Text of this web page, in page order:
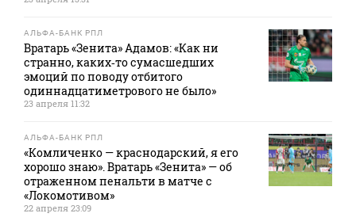
АЛЬФА-БАНК РПЛ
Вратарь «Зенита» Адамов: «Как ни
странно, каких‑то сумасшедших
эмоций по поводу отбитого
одиннадцатиметрового не было»
23 апреля 11:32
АЛЬФА-БАНК РПЛ
«Комличенко — краснодарский, я его
хорошо знаю». Вратарь «Зенита» — об
отраженном пенальти в матче с
«Локомотивом»
22 апреля 23:09